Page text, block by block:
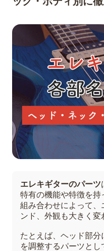
エレキギターのパーツ
特有の機能や特徴を
組み合わせによって、
ンド、外観も大きく変
たとえば、ヘッド部分
を調整するパーツと